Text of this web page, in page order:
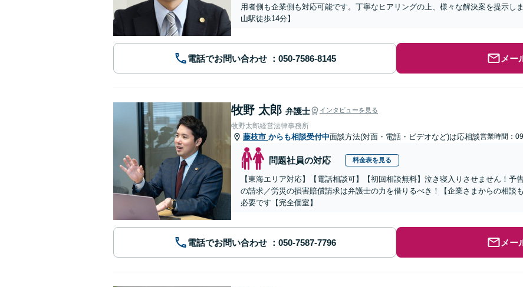
用者側も企業側も対応可能です。丁寧なヒアリングの上、様々な解決案を提示し
山駅徒歩14分】
電話でお問い合わせ メー
牧野 太郎 弁護士 インタビューを見る
牧野太郎経営法律事務所
藤枝市 からも相談受付中面談方法(対面・電話・ビデオなど)は応相談営業時間：
問題社員の対応 料金表を見る
【東海エリア対応】【電話相談可】【初回相談無料】泣き寝入りさせません！予
の請求／労災の損害賠償請求は弁護士の力を借りるべき！【企業さまからの相談
必要です【完全個室】
電話でお問い合わせ メー